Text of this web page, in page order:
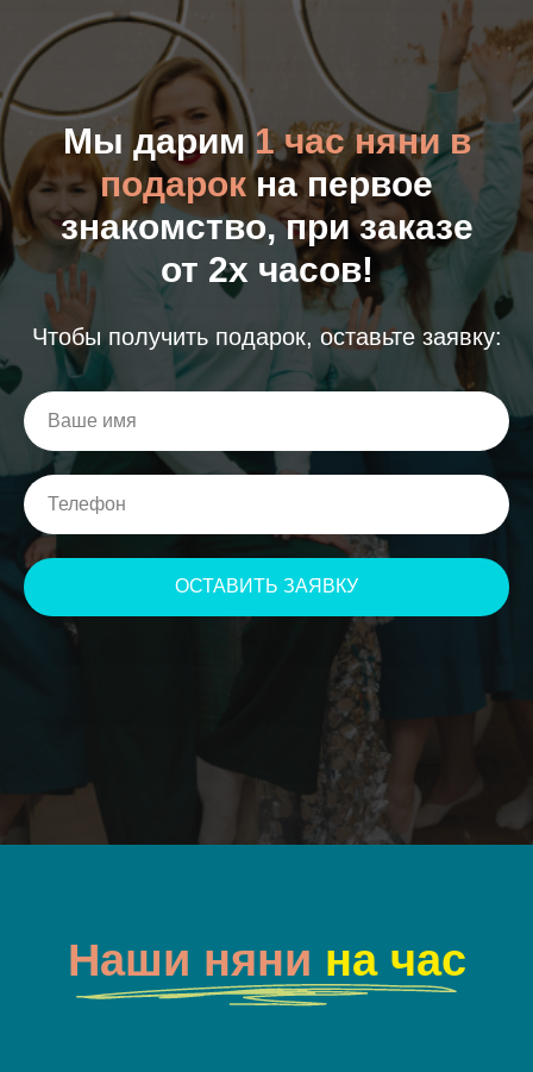
Мы дарим1 час няни в
подарокна первое
знакомство, при заказе
от 2х часов!
Чтобы получить подарок, оставьте заявку:
ОСТАВИТЬ ЗАЯВКУ
Наши няни на час